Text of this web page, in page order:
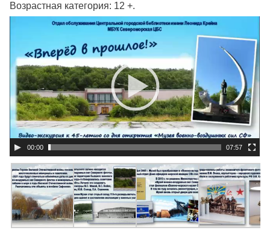
Возрастная категория: 12 +.
Видеоплеер
00:00 07:57